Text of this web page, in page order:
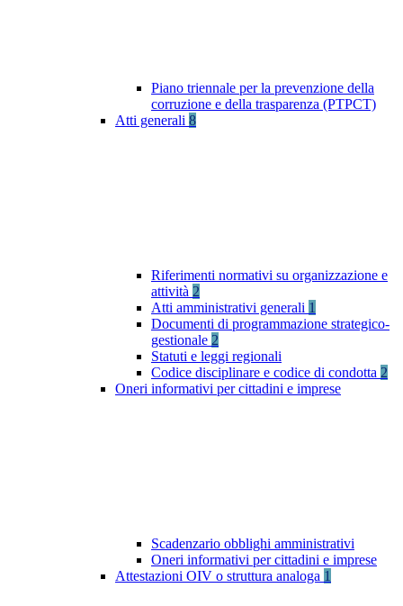
Piano triennale per la prevenzione della
corruzione e della trasparenza (PTPCT)
Atti generali 8
Riferimenti normativi su organizzazione e
attività 2
Atti amministrativi generali 1
Documenti di programmazione strategico-
gestionale 2
Statuti e leggi regionali
Codice disciplinare e codice di condotta 2
Oneri informativi per cittadini e imprese
Scadenzario obblighi amministrativi
Oneri informativi per cittadini e imprese
Attestazioni OIV o struttura analoga 1